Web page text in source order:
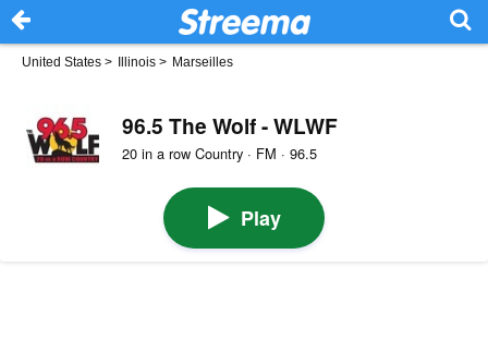
United States > Illinois > Marseilles
96.5 The Wolf - WLWF
20 in a row Country · FM · 96.5
Play